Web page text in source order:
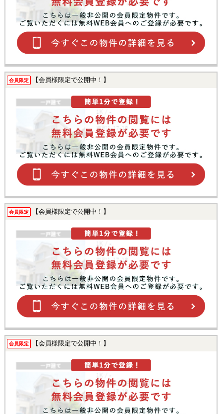
会員限定 【会員様限定で公開中！】
会員限定 【会員様限定で公開中！】
会員限定 【会員様限定で公開中！】